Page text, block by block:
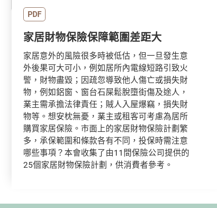
PDF
家居財物保險保障範圍差距大
家居意外的風險很多時被低估，但一旦發生意
外後果可大可小，例如居所內電線短路引致火
警，財物盡毀；因疏忽導致他人傷亡或損失財
物，例如鋁窗、窗台石屎鬆脫墮街傷及途人，
業主需承擔法律責任；賊人入屋爆竊，損失財
物等。想安枕無憂，業主或租客可考慮為居所
購買家居保險。市面上的家居財物保險計劃繁
多，承保範圍和條款各有不同，投保時需注意
哪些事項？本會收集了由11間保險公司提供的
25個家居財物保險計劃，供消費者參考。